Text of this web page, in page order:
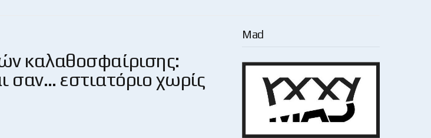
καλαθοσφαίρισης:
σαν… εστιατόριο χωρίς
Mad